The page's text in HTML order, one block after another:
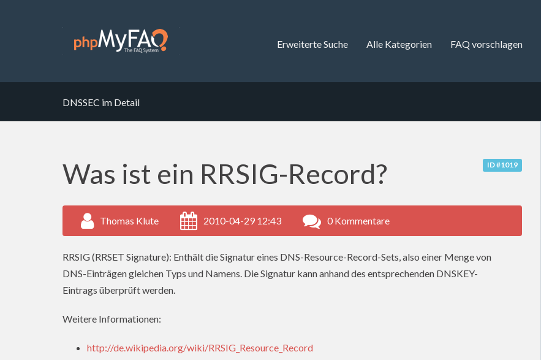
Erweiterte Suche Alle Kategorien FAQ vorschlagen
DNSSEC im Detail
ID #1019
Was ist ein RRSIG-Record?
Thomas Klute 2010-04-29 12:43 0 Kommentare
RRSIG (RRSET Signature): Enthält die Signatur eines DNS-Resource-Record-Sets, also einer Menge von
DNS-Einträgen gleichen Typs und Namens. Die Signatur kann anhand des entsprechenden DNSKEY-
Eintrags überprüft werden.
Weitere Informationen:
http://de.wikipedia.org/wiki/RRSIG_Resource_Record